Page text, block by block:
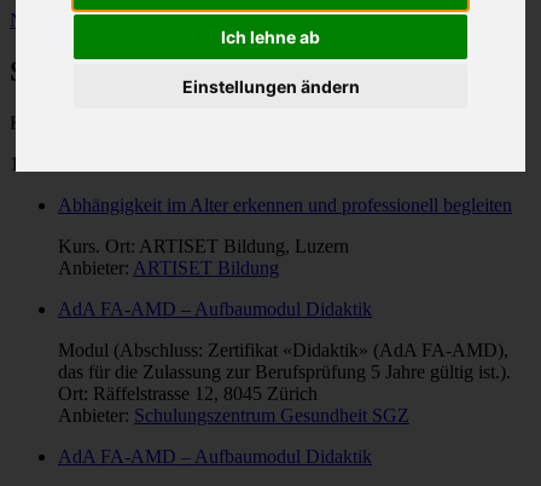
Ich lehne ab
Einstellungen ändern
Neue Suche
Suchresultate
Kategorie: "
117 Treffer
Abhängigkeit im Alter erkennen und professionell begleiten
Kurs. Ort: ARTISET Bildung, Luzern
Anbieter: ARTISET Bildung
AdA FA-AMD – Aufbaumodul Didaktik
Modul (Abschluss: Zertifikat «Didaktik» (AdA FA-AMD),
das für die Zulassung zur Berufsprüfung 5 Jahre gültig ist.).
Ort: Räffelstrasse 12, 8045 Zürich
Anbieter: Schulungszentrum Gesundheit SGZ
AdA FA-AMD – Aufbaumodul Didaktik